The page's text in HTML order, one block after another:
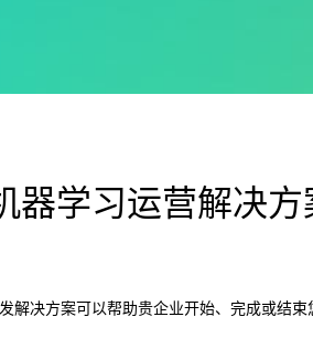
器学习运营解决方
解决方案可以帮助贵企业开始、完成或结束